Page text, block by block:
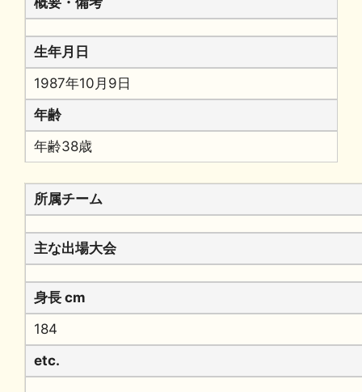
生年月日
1987年10月9日
年齢
年齢38歳
所属チーム
主な出場大会
身長 cm
184
etc.